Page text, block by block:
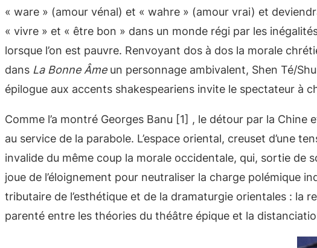
« ware » (amour vénal) et « wahre » (amour vrai) et
« vivre » et « être bon » dans un monde régi par les
lorsque l’on est pauvre. Renvoyant dos à dos la morale
dans La Bonne Âmeun personnage ambivalent, Shen Té/
épilogue aux accents shakespeariens invite le spectateur à
Comme l’a montré Georges Banu [1] , le détour par la
au service de la parabole. L’espace oriental, creuset d’une
invalide du même coup la morale occidentale, qui, sortie de
joue de l’éloignement pour neutraliser la charge polémique
tributaire de l’esthétique et de la dramaturgie orientales : la
parenté entre les théories du théâtre épique et la